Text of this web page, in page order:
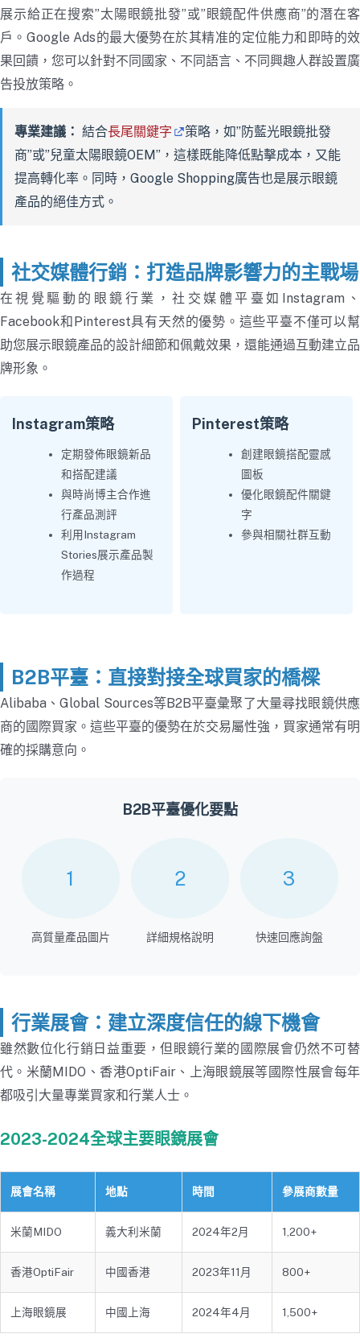
展示給正在搜索”太陽眼鏡批發”或”眼鏡配件供應商”的潛在客
戶。Google Ads的最大優勢在於其精准的定位能力和即時的效
果回饋，您可以針對不同國家、不同語言、不同興趣人群設置廣
告投放策略。
專業建議： 結合長尾關鍵字
策略，如”防藍光眼鏡批發
商”或”兒童太陽眼鏡OEM”，這樣既能降低點擊成本，又能
提高轉化率。同時，Google Shopping廣告也是展示眼鏡
產品的絕佳方式。
社交媒體行銷：打造品牌影響力的主戰場
在視覺驅動的眼鏡行業，社交媒體平臺如Instagram、
Facebook和Pinterest具有天然的優勢。這些平臺不僅可以幫
助您展示眼鏡產品的設計細節和佩戴效果，還能通過互動建立品
牌形象。
Instagram策略
定期發佈眼鏡新品
和搭配建議
與時尚博主合作進
行產品測評
利用Instagram
Stories展示產品製
作過程
Pinterest策略
創建眼鏡搭配靈感
圖板
優化眼鏡配件關鍵
字
參與相關社群互動
B2B平臺：直接對接全球買家的橋樑
Alibaba、Global Sources等B2B平臺彙聚了大量尋找眼鏡供應
商的國際買家。這些平臺的優勢在於交易屬性強，買家通常有明
確的採購意向。
B2B平臺優化要點
1
高質量產品圖片
2
詳細規格說明
3
快速回應詢盤
行業展會：建立深度信任的線下機會
雖然數位化行銷日益重要，但眼鏡行業的國際展會仍然不可替
代。米蘭MIDO、香港OptiFair、上海眼鏡展等國際性展會每年
都吸引大量專業買家和行業人士。
2023-2024全球主要眼鏡展會
展會名稱 地點 時間 參展商數量
米蘭MIDO 義大利米蘭 2024年2月 1,200+
香港OptiFair 中國香港 2023年11月 800+
上海眼鏡展 中國上海 2024年4月 1,500+